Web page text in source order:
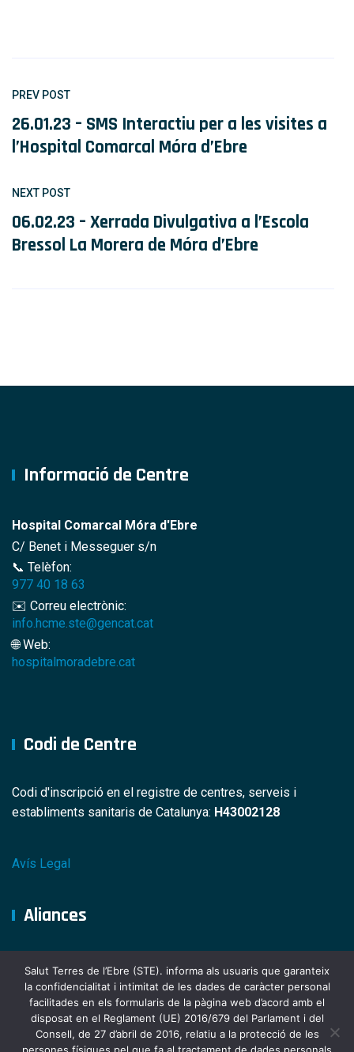
PREV POST
26.01.23 – SMS Interactiu per a les visites a
l’Hospital Comarcal Móra d’Ebre
NEXT POST
06.02.23 – Xerrada Divulgativa a l’Escola
Bressol La Morera de Móra d’Ebre
Informació de Centre
Hospital Comarcal Móra d'Ebre
C/ Benet i Messeguer s/n
📞 Telèfon:
977 40 18 63
✉️ Correu electrònic:
info.hcme.ste@gencat.cat
🌐 Web:
hospitalmoradebre.cat
Codi de Centre
Codi d'inscripció en el registre de centres, serveis i
establiments sanitaris de Catalunya: H43002128
Avís Legal
Aliances
Salut Terres de l’Ebre (STE). informa als usuaris que garanteix
la confidencialitat i intimitat de les dades de caràcter personal
facilitades en els formularis de la pàgina web d’acord amb el
disposat en el Reglament (UE) 2016/679 del Parlament i del
Consell, de 27 d’abril de 2016, relatiu a la protecció de les